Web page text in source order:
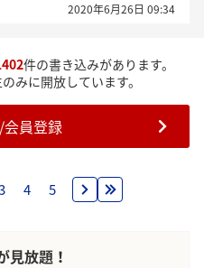
2020年6月26日 09:34
件の書き込みがあります。
みに開放しています。
員登録
4 5
見放題！